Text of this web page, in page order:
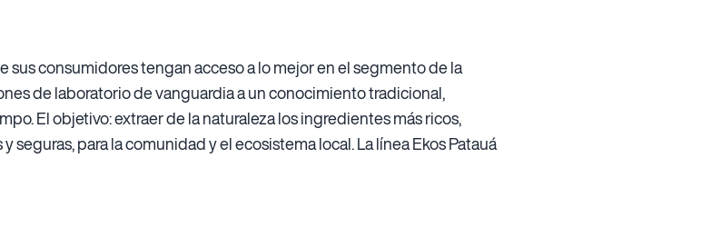
sus consumidores tengan acceso a lo mejor en el segmento de la
de laboratorio de vanguardia a un conocimiento tradicional,
El objetivo: extraer de la naturaleza los ingredientes más ricos,
para la comunidad y el ecosistema local. La línea Ekos Patauá